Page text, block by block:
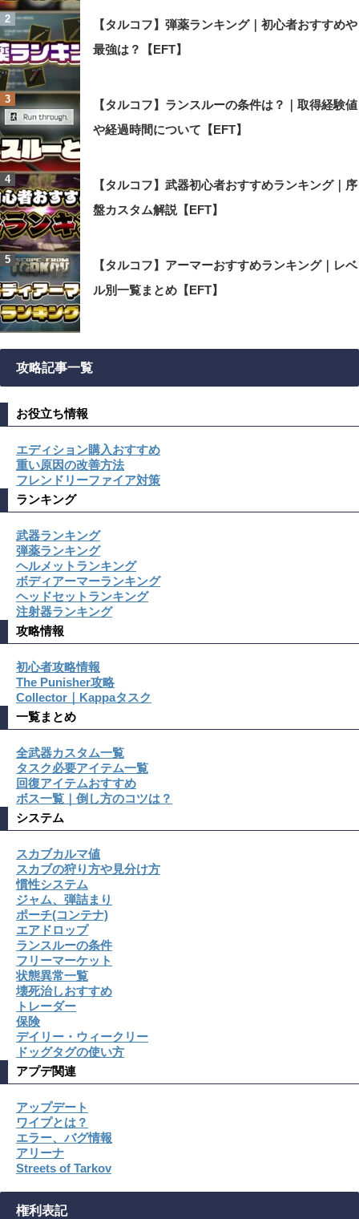
【タルコフ】弾薬ランキング｜初心者おすすめや
最強は？【EFT】
【タルコフ】ランスルーの条件は？｜取得経験値
や経過時間について【EFT】
【タルコフ】武器初心者おすすめランキング｜序
盤カスタム解説【EFT】
【タルコフ】アーマーおすすめランキング｜レベ
ル別一覧まとめ【EFT】
攻略記事一覧
お役立ち情報
エディション購入おすすめ
重い原因の改善方法
フレンドリーファイア対策
ランキング
武器ランキング
弾薬ランキング
ヘルメットランキング
ボディアーマーランキング
ヘッドセットランキング
注射器ランキング
攻略情報
初心者攻略情報
The Punisher攻略
Collector｜Kappaタスク
一覧まとめ
全武器カスタム一覧
タスク必要アイテム一覧
回復アイテムおすすめ
ボス一覧｜倒し方のコツは？
システム
スカブカルマ値
スカブの狩り方や見分け方
慣性システム
ジャム、弾詰まり
ポーチ(コンテナ)
エアドロップ
ランスルーの条件
フリーマーケット
状態異常一覧
壊死治しおすすめ
トレーダー
保険
デイリー・ウィークリー
ドッグタグの使い方
アプデ関連
アップデート
ワイプとは？
エラー、バグ情報
アリーナ
Streets of Tarkov
権利表記